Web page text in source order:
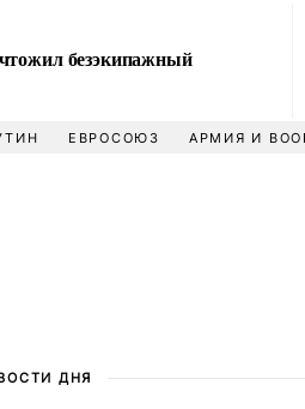
безэкипажный
ЕВРОСОЮЗ АРМИЯ И
ДНЯ